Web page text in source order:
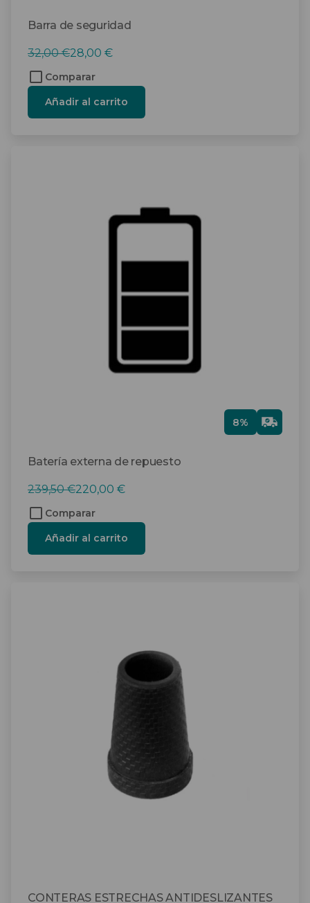
Barra de seguridad
32,00€
El
precio
original
era:
32,00 €.
28,00 €
El
precio
actual
28,00 €.
Comparar
Añadir al carrito
Batería externa de repuesto
8%
Gra
tis
239,50€
El
precio
original
era:
239,50 €.
220,00 €
El
precio
actual
220,00 €.
Comparar
Añadir al carrito
CONTERAS ESTRECHAS ANTIDESLIZANTES